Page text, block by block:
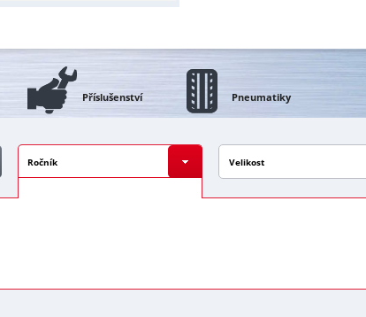
Příslušenství Pneumatiky
Ročník Velikost